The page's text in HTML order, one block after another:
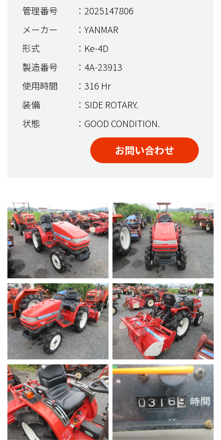
管理番号
：2025147806
メーカー
：YANMAR
形式
：Ke-4D
製造番号
：4A-23913
使用時間
：316 Hr
装備
：SIDE ROTARY.
状態
：GOOD CONDITION.
お問い合わせ